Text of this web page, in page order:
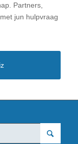
Partners,
jun hulpvraag